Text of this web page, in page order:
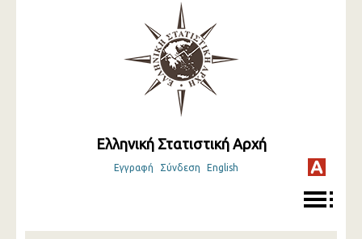
Ελληνική Στατιστική Αρχή
Εγγραφή Σύνδεση English